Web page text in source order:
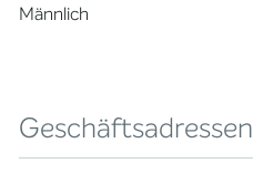
Männlich
Geschäftsadressen